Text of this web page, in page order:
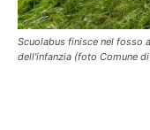
Scuolabus finisce nel fosso
dell'infanzia (foto Comune